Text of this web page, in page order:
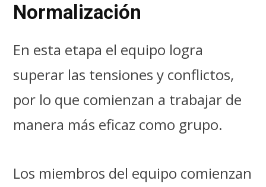
Normalización
En esta etapa el equipo logra
superar las tensiones y conflictos,
por lo que comienzan a trabajar de
manera más eficaz como grupo.
Los miembros del equipo comienzan